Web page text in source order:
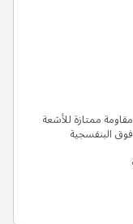
مقاومة ممتازة للأشعة
فوق البنفسجية